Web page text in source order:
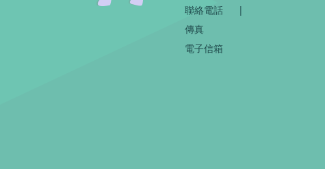
聯絡電話
|
傳真
電子信箱